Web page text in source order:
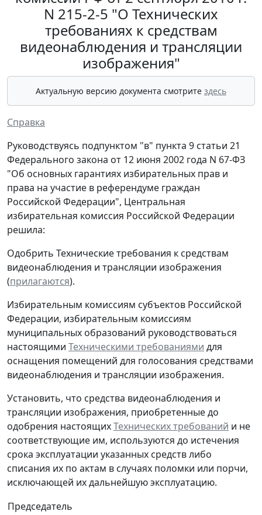
N 215-2-5 "О Технических
требованиях к средствам
видеонаблюдения и трансляции
изображения"
Актуальную версию документа смотрите здесь
Справка
Руководствуясь подпунктом "в" пункта 9 статьи 21
Федерального закона от 12 июня 2002 года N 67-ФЗ
"Об основных гарантиях избирательных прав и
права на участие в референдуме граждан
Российской Федерации", Центральная
избирательная комиссия Российской Федерации
решила:
Одобрить Технические требования к средствам
видеонаблюдения и трансляции изображения
(прилагаются).
Избирательным комиссиям субъектов Российской
Федерации, избирательным комиссиям
муниципальных образований руководствоваться
настоящими Техническими требованиями для
оснащения помещений для голосования средствами
видеонаблюдения и трансляции изображения.
Установить, что средства видеонаблюдения и
трансляции изображения, приобретенные до
одобрения настоящихТехнических требований и не
соответствующие им, используются до истечения
срока эксплуатации указанных средств либо
списания их по актам в случаях поломки или порчи,
исключающей их дальнейшую эксплуатацию.
Председатель